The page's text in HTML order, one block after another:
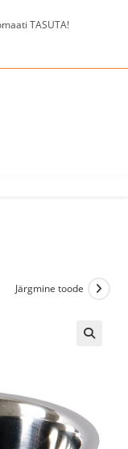
TASUTA!
Järgmine toode